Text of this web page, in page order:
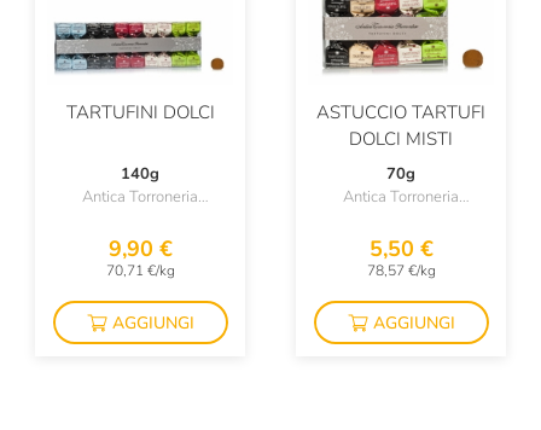
Michele Portoghese
Michelis
Mieli Thun
Montanaro
Montaraz
Mulino Marino
TARTUFINI DOLCI
140g
Antica Torroneria
9,90 €
70,71 €/kg
AGGIUNGI
ASTUCCIO TARTUFI
DOLCI MISTI
70g
Antica Torroneria
5,50 €
78,57 €/kg
AGGIUNGI